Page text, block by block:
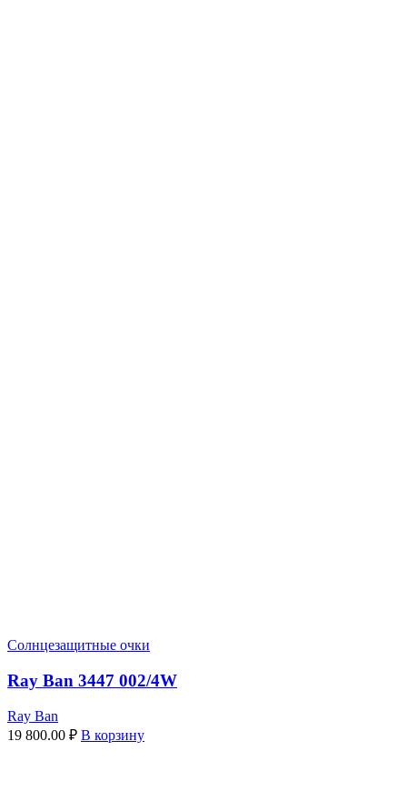
Солнцезащитные очки
Ray Ban 3447 002/4W
Ray Ban
19 800.00 ₽ В корзину